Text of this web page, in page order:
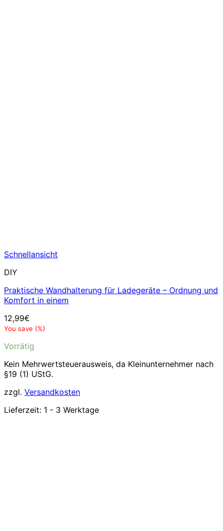
Schnellansicht
DIY
Praktische Wandhalterung für Ladegeräte – Ordnung und
Komfort in einem
12,99€
You save (%)
Vorrätig
Kein Mehrwertsteuerausweis, da Kleinunternehmer nach
§19 (1) UStG.
zzgl. Versandkosten
Lieferzeit: 1 - 3 Werktage